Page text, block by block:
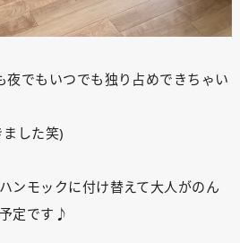
夜でもいつでも独り占めできちゃい
した笑)
ンモックに付け替えて大人がのん
定です♪